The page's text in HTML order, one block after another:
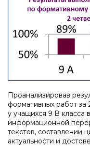
Проанализировав
формативных работ за
у учащихся 9 В класса
информационной
текстов, составлении
актуальности и